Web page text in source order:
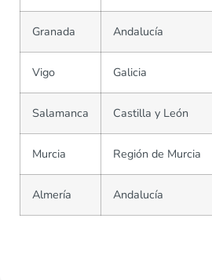
Granada Andalucía
Vigo Galicia
Salamanca Castilla y León
Murcia Región de Murcia
Almería Andalucía